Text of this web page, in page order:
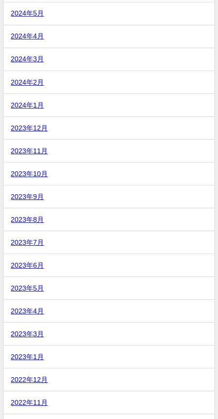
2024年5月
2024年4月
2024年3月
2024年2月
2024年1月
2023年12月
2023年11月
2023年10月
2023年9月
2023年8月
2023年7月
2023年6月
2023年5月
2023年4月
2023年3月
2023年1月
2022年12月
2022年11月